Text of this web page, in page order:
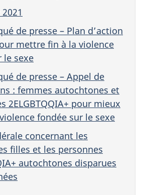
de presse – Plan d’action
mettre fin à la violence
le sexe
de presse – Appel de
: femmes autochtones et
2ELGBTQQIA+ pour mieux
fondée sur le sexe
concernant les
filles et les personnes
autochtones disparues